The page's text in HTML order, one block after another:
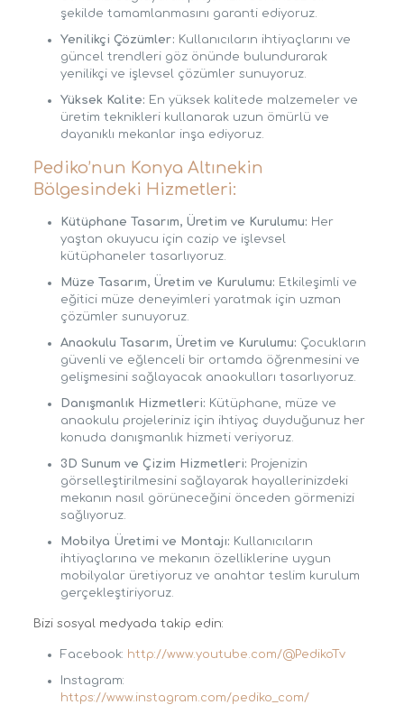
şekilde tamamlanmasını garanti ediyoruz.
Yenilikçi Çözümler: Kullanıcıların ihtiyaçlarını ve
güncel trendleri göz önünde bulundurarak
yenilikçi ve işlevsel çözümler sunuyoruz.
Yüksek Kalite: En yüksek kalitede malzemeler ve
üretim teknikleri kullanarak uzun ömürlü ve
dayanıklı mekanlar inşa ediyoruz.
Pediko’nun Konya Altınekin
Bölgesindeki Hizmetleri:
Kütüphane Tasarım, Üretim ve Kurulumu: Her
yaştan okuyucu için cazip ve işlevsel
kütüphaneler tasarlıyoruz.
Müze Tasarım, Üretim ve Kurulumu: Etkileşimli ve
eğitici müze deneyimleri yaratmak için uzman
çözümler sunuyoruz.
Anaokulu Tasarım, Üretim ve Kurulumu: Çocukların
güvenli ve eğlenceli bir ortamda öğrenmesini ve
gelişmesini sağlayacak anaokulları tasarlıyoruz.
Danışmanlık Hizmetleri: Kütüphane, müze ve
anaokulu projeleriniz için ihtiyaç duyduğunuz her
konuda danışmanlık hizmeti veriyoruz.
3D Sunum ve Çizim Hizmetleri: Projenizin
görselleştirilmesini sağlayarak hayallerinizdeki
mekanın nasıl görüneceğini önceden görmenizi
sağlıyoruz.
Mobilya Üretimi ve Montajı: Kullanıcıların
ihtiyaçlarına ve mekanın özelliklerine uygun
mobilyalar üretiyoruz ve anahtar teslim kurulum
gerçekleştiriyoruz.
Bizi sosyal medyada takip edin:
Facebook: http://www.youtube.com/@PedikoTv
Instagram:
https://www.instagram.com/pediko_com/